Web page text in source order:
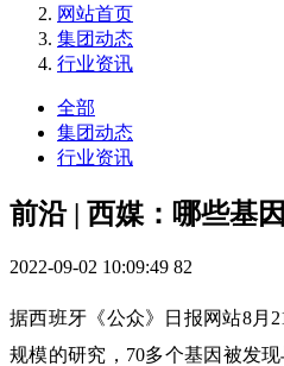
网站首页
集团动态
行业资讯
全部
集团动态
行业资讯
前沿 | 西媒：哪些基
2022-09-02 10:09:49 82
据西班牙《公众》日报网站8月
规模的研究，70多个基因被发